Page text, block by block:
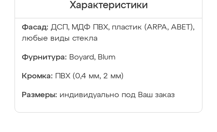
Характеристики
Фасад: ДСП, МДФ ПВХ, пластик (ARPA, ABET),
любые виды стекла
Фурнитура: Boyard, Blum
Кромка: ПВХ (0,4 мм, 2 мм)
Размеры: индивидуально под Ваш заказ